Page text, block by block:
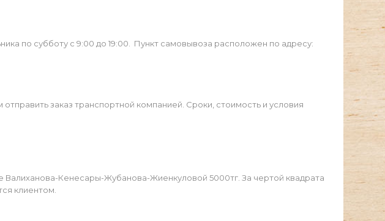
по субботу с 9:00 до 19:00. Пункт самовывоза расположен по адресу:
заказ транспортной компанией. Сроки, стоимость и условия
Валиханова-Кенесары-Жубанова-Жиенкуловой 5000тг. За чертой квадрата
клиентом.